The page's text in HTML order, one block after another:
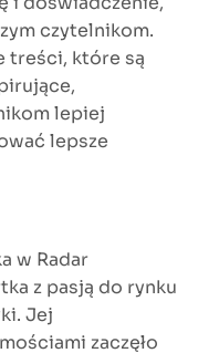
czytelnikom.
treści, które są
lepiej
lepsze
w Radar
z pasją do rynku
Jej
zaczęło